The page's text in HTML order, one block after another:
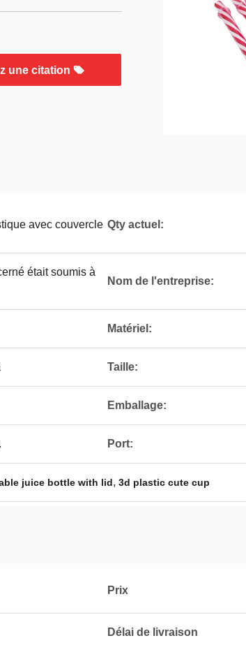
une citation
avec couvercle Qty actuel:
était soumis à
Nom de l'entreprise:
Matériel:
Taille:
Emballage:
Port:
juice bottle with lid, 3d plastic cute cup
Prix
Délai de livraison